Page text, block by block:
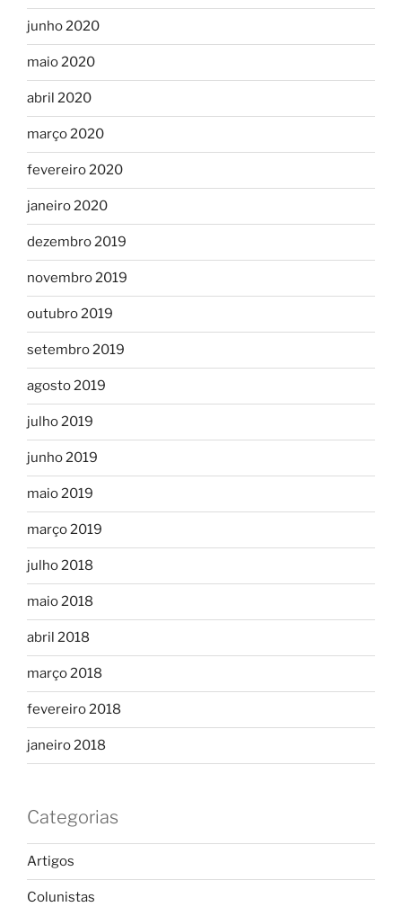
junho 2020
maio 2020
abril 2020
março 2020
fevereiro 2020
janeiro 2020
dezembro 2019
novembro 2019
outubro 2019
setembro 2019
agosto 2019
julho 2019
junho 2019
maio 2019
março 2019
julho 2018
maio 2018
abril 2018
março 2018
fevereiro 2018
janeiro 2018
Categorias
Artigos
Colunistas